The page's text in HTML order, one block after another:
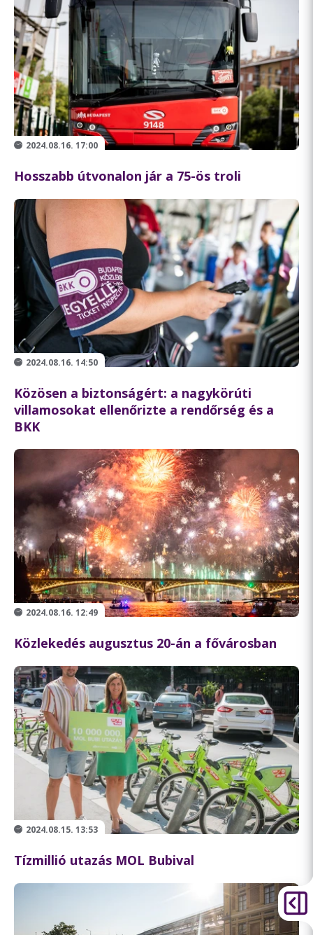
2024.08.16. 17:00
Hosszabb útvonalon jár a 75-ös troli
2024.08.16. 14:50
Közösen a biztonságért: a nagykörúti
villamosokat ellenőrizte a rendőrség és a
BKK
2024.08.16. 12:49
Közlekedés augusztus 20-án a fővárosban
2024.08.15. 13:53
Tízmillió utazás MOL Bubival